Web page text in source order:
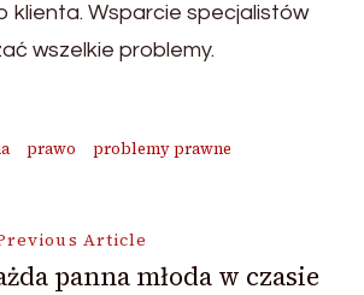
klienta. Wsparcie specjalistów
wszelkie problemy.
prawo problemy prawne
Article
panna młoda w czasie